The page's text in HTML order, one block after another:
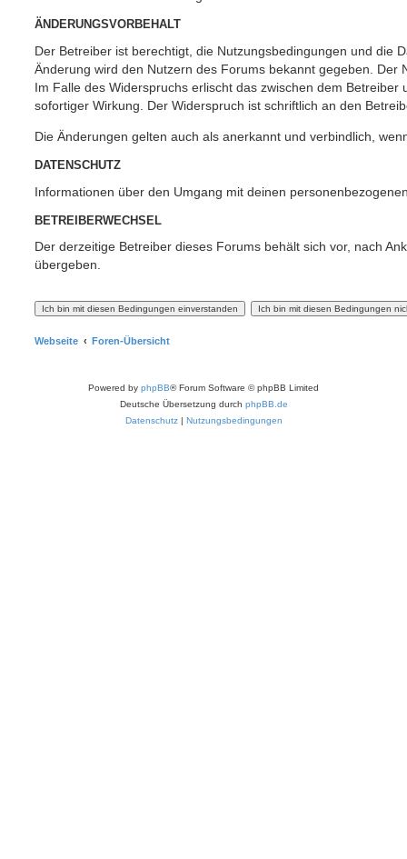
ÄNDERUNGSVORBEHALT
Der Betreiber ist berechtigt, die Nutzungsbedingungen und die
Änderung wird den Nutzern des Forums bekannt gegeben.
Im Falle des Widerspruchs erlischt das zwischen dem
sofortiger Wirkung. Der Widerspruch ist schriftlich an den
Die Änderungen gelten auch als anerkannt und verbindlich,
DATENSCHUTZ
Informationen über den Umgang mit deinen
BETREIBERWECHSEL
Der derzeitige Betreiber dieses Forums behält sich vor, nach
übergeben.
Webseite Foren-Übersicht
Powered by phpBB® Forum Software © phpBB Limited
Deutsche Übersetzung durch phpBB.de
Datenschutz| Nutzungsbedingungen